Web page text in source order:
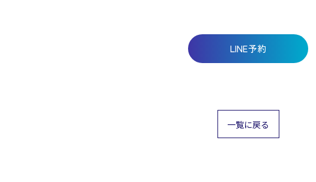
LINE予約
一覧に戻る